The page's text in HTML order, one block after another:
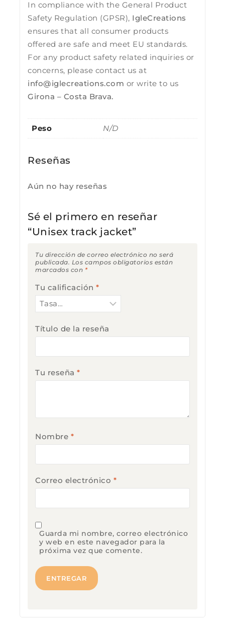
In compliance with the General Product
Safety Regulation (GPSR), IgleCreations
ensures that all consumer products
offered are safe and meet EU standards.
For any product safety related inquiries or
concerns, please contact us at
info@iglecreations.com or write to us
Girona – Costa Brava.
Peso N/D
Reseñas
Aún no hay reseñas
Sé el primero en reseñar
“Unisex track jacket”
Tu dirección de correo electrónico no será
publicada. Los campos obligatorios están
marcados con *
Tu calificación *
Título de la reseña
Tu reseña *
Nombre *
Correo electrónico *
Guarda mi nombre, correo electrónico
y web en este navegador para la
próxima vez que comente.